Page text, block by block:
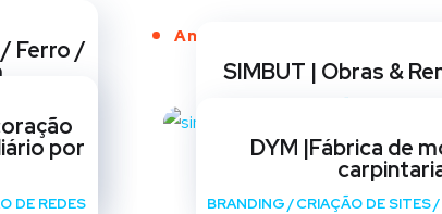
Anos de Serviço
Ferro /
SEO/
SIMBUT | Obras &
REDESIGN DE
por
DE REDES
DYM |Fábrica de
BRANDING/CRIAÇÃO DE SITES/